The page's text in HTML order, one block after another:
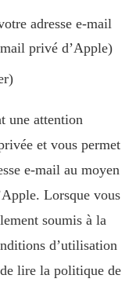
adresse e-mail
privé d’Apple)
une attention
et vous permet
e-mail au moyen
Lorsque vous
soumis à la
d’utilisation
lire la politique de